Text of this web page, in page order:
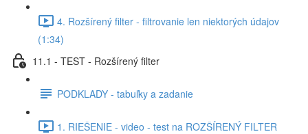
4. Rozšírený filter - filtrovanie len niektorých údajov
(1:34)
11.1 - TEST - Rozšírený filter
PODKLADY - tabuľky a zadanie
1. RIEŠENIE - video - test na ROZŠÍRENÝ FILTER